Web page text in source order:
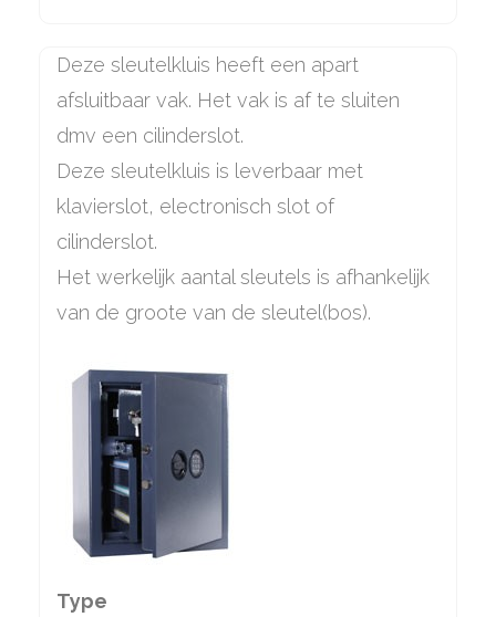
Deze sleutelkluis heeft een apart
afsluitbaar vak. Het vak is af te sluiten
dmv een cilinderslot.
Deze sleutelkluis is leverbaar met
klavierslot, electronisch slot of
cilinderslot.
Het werkelijk aantal sleutels is afhankelijk
van de groote van de sleutel(bos).
Type